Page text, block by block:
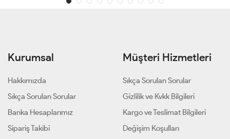
Kurumsal
Hakkımızda
Sıkça Sorulan Sorular
Banka Hesaplarımız
Sipariş Takibi
Müşteri Hizmetleri
Sıkça Sorulan Sorular
Gizlilik ve Kvkk Bilgileri
Kargo ve Teslimat Bilgileri
Değişim Koşulları